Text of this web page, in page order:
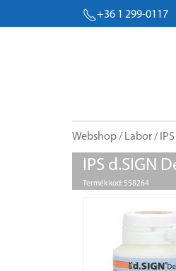
+36 1 299-0117
Webshop/ Labor/
IPS d.SIGN
Termék kód: 558264